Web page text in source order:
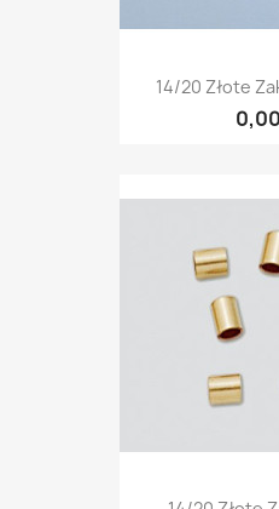
14/20 Złote